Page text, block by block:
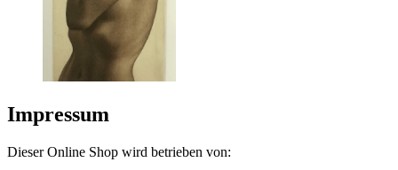
Impressum
Dieser Online Shop wird betrieben von: